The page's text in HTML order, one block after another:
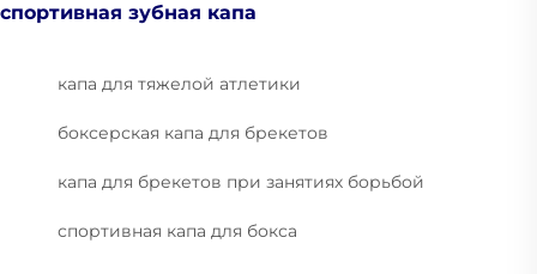
спортивная зубная капа
капа для тяжелой атлетики
боксерская капа для брекетов
капа для брекетов при занятиях борьбой
спортивная капа для бокса